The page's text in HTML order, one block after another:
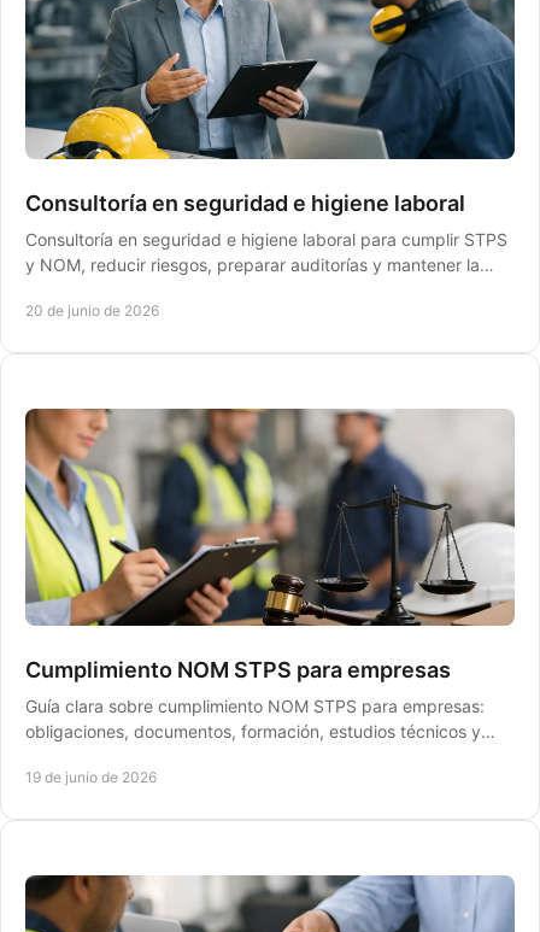
Consultoría en seguridad e higiene laboral
Consultoría en seguridad e higiene laboral para cumplir STPS
y NOM, reducir riesgos, preparar auditorías y mantener la
20 de junio de 2026
Cumplimiento NOM STPS para empresas
Guía clara sobre cumplimiento NOM STPS para empresas:
obligaciones, documentos, formación, estudios técnicos y
19 de junio de 2026